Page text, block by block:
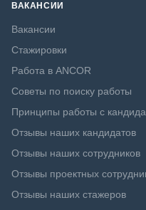
ВАКАНСИИ
Вакансии
Стажировки
Работа в ANCOR
Советы по поиску работы
Принципы работы с
Отзывы наших кандидатов
Отзывы наших сотрудников
Отзывы проектных
Отзывы наших стажеров